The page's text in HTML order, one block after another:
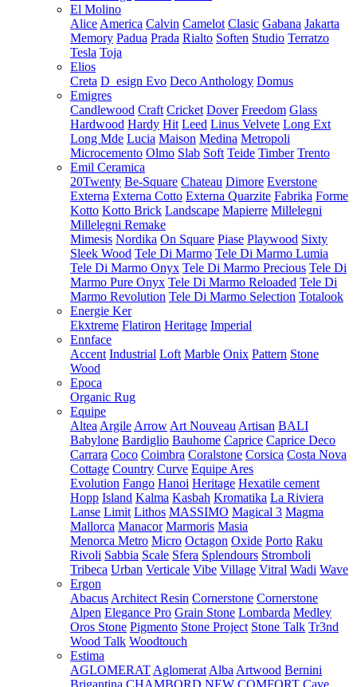
El Molino
Alice America Calvin Camelot Clasic Gabana Jakarta
Memory Padua Prada Rialto Soften Studio Terratzo
Tesla Toja
Elios
Creta D_esign Evo Deco Anthology Domus
Emigres
Candlewood Craft Cricket Dover Freedom Glass
Hardwood Hardy Hit Leed Linus Velvete Long Ext
Long Mde Lucia Maison Medina Metropoli
Microcemento Olmo Slab Soft Teide Timber Trento
Emil Ceramica
20Twenty Be-Square Chateau Dimore Everstone
Externa Externa Cotto Externa Quarzite Fabrika Forme
Kotto Kotto Brick Landscape Mapierre Millelegni
Millelegni Remake
Mimesis Nordika On Square Piase Playwood Sixty
Sleek Wood Tele Di Marmo Tele Di Marmo Lumia
Tele Di Marmo Onyx Tele Di Marmo Precious Tele Di
Marmo Pure Onyx Tele Di Marmo Reloaded Tele Di
Marmo Revolution Tele Di Marmo Selection Totalook
Energie Ker
Ekxtreme Flatiron Heritage Imperial
Ennface
Accent Industrial Loft Marble Onix Pattern Stone
Wood
Epoca
Organic Rug
Equipe
Altea Argile Arrow Art Nouveau Artisan BALI
Babylone Bardiglio Bauhome Caprice Caprice Deco
Carrara Coco Coimbra Coralstone Corsica Costa Nova
Cottage Country Curve Equipe Ares
Evolution Fango Hanoi Heritage Hexatile cement
Hopp Island Kalma Kasbah Kromatika La Riviera
Lanse Limit Lithos MASSIMO Magical 3 Magma
Mallorca Manacor Marmoris Masia
Menorca Metro Micro Octagon Oxide Porto Raku
Rivoli Sabbia Scale Sfera Splendours Stromboli
Tribeca Urban Verticale Vibe Village Vitral Wadi Wave
Ergon
Abacus Architect Resin Cornerstone Cornerstone
Alpen Elegance Pro Grain Stone Lombarda Medley
Oros Stone Pigmento Stone Project Stone Talk Tr3nd
Wood Talk Woodtouch
Estima
AGLOMERAT Aglomerat Alba Artwood Bernini